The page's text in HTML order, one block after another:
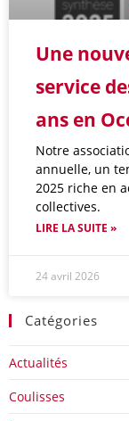
Une
service
ans en
Notre
annuelle, un
2025 riche en
collectives.
LIRE LA SUITE »
24 avril 2026
Catégories
Actualités
Coulisses